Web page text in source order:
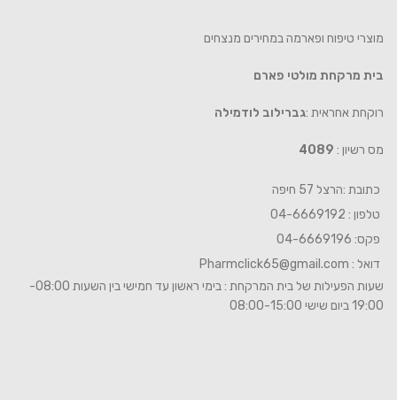
מוצרי טיפוח ופארמה במחירים מנצחים
בית מרקחת מולטי פארם
רוקחת אחראית :גברילוב לודמילה
מס רשיון : 4089
כתובת :הרצל 57 חיפה
טלפון : 04-6669192
פקס: 04-6669196
דואל : Pharmclick65@gmail.com
שעות הפעילות של בית המרקחת : בימי ראשון עד חמישי בין השעות 08:00-
19:00 ביום שישי 08:00-15:00